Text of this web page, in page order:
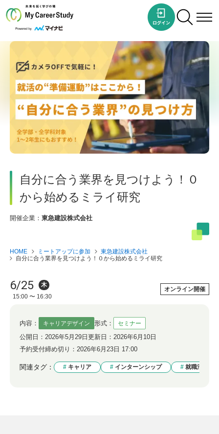
自分に合う業界を見つけよう！０
から始めるミライ研究
開催企業： 東急建設株式会社
HOME ミートアップに参加
東急建設株式会社
自分に合う業界を見つけよう！０から始めるミライ研究
オンライン開催
6/25
木
15:00 〜 16:30
内容： キャリアデザイン 形式： セミナー
公開日： 2026年5月29日 更新日： 2026年6月10日
予約受付締め切り： 2026年6月23日 17:00
関連タグ： キャリア インターンシップ 就職活動